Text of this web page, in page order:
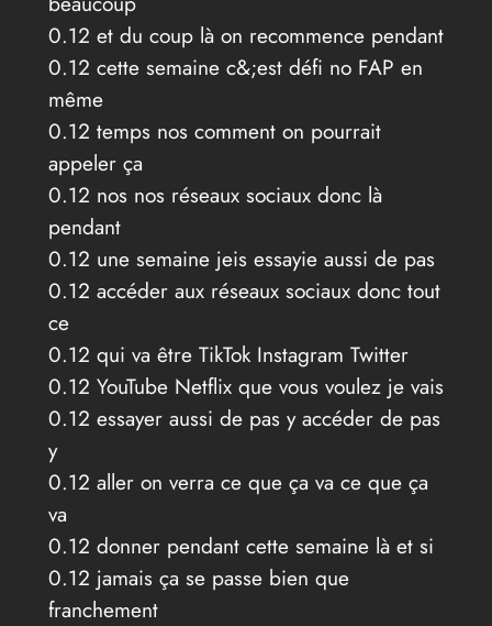
0.12 et du coup là on recommence pendant
0.12 cette semaine c&;est défi no FAP en
même
0.12 temps nos comment on pourrait
appeler ça
0.12 nos nos réseaux sociaux donc là
pendant
0.12 une semaine jeis essayie aussi de pas
0.12 accéder aux réseaux sociaux donc tout
ce
0.12 qui va être TikTok Instagram Twitter
0.12 YouTube Netflix que vous voulez je vais
0.12 essayer aussi de pas y accéder de pas
y
0.12 aller on verra ce que ça va ce que ça
va
0.12 donner pendant cette semaine là et si
0.12 jamais ça se passe bien que
franchement